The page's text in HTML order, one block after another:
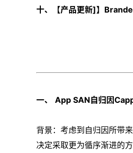
十、【产品更新]】
一、 App SAN自归因
背景：考虑到自归因所带
决定采取更为循序渐进的